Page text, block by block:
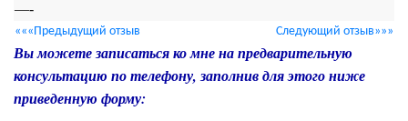
—-
«««Предыдущий отзыв Следующий отзыв»»»
Вы можете записаться ко мне на предварительную
консультацию по телефону, заполнив для этого ниже
приведенную форму: